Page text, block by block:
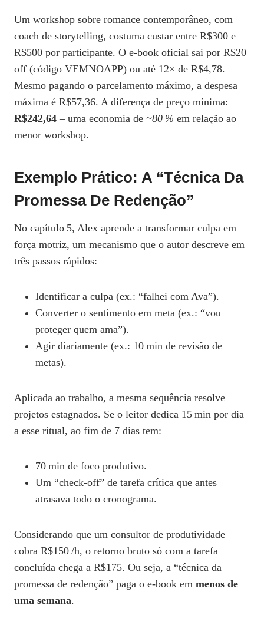
Um workshop sobre romance contemporâneo, com
coach de storytelling, costuma custar entre R$300 e
R$500 por participante. O e‑book oficial sai por R$20
off (código VEMNOAPP) ou até 12× de R$4,78.
Mesmo pagando o parcelamento máximo, a despesa
máxima é R$57,36. A diferença de preço mínima:
R$242,64 – uma economia de ~80 % em relação ao
menor workshop.
Exemplo Prático: A “técnica Da
Promessa De Redenção”
No capítulo 5, Alex aprende a transformar culpa em
força motriz, um mecanismo que o autor descreve em
três passos rápidos:
Identificar a culpa (ex.: “falhei com Ava”).
Converter o sentimento em meta (ex.: “vou
proteger quem ama”).
Agir diariamente (ex.: 10 min de revisão de
metas).
Aplicada ao trabalho, a mesma sequência resolve
projetos estagnados. Se o leitor dedica 15 min por dia
a esse ritual, ao fim de 7 dias tem:
70 min de foco produtivo.
Um “check‑off” de tarefa crítica que antes
atrasava todo o cronograma.
Considerando que um consultor de produtividade
cobra R$150 /h, o retorno bruto só com a tarefa
concluída chega a R$175. Ou seja, a “técnica da
promessa de redenção” paga o e‑book em menos de
uma semana.